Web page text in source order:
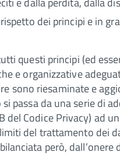
dei principi e in
questi principi (ed
e organizzative
riesaminate e
passa da una serie di
del Codice Privacy)
del trattamento dei
però,